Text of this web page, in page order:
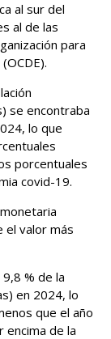
al sur del
al de las
para
se encontraba
lo que
porcentuales
covid-19.
el valor más
% de la
en 2024, lo
que el año
de la